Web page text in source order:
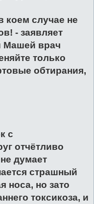
коем случае не
- заявляет
Машей врач
только
обтирания,
с
отчётливо
думает
страшный
носа, но зато
токсикоза, и